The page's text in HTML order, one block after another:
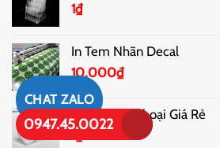
1₫
In Tem Nhãn Decal
10,000₫
In Ốp Điện Thoại Giá Rẻ
CHAT ZALO
0947.45.0022